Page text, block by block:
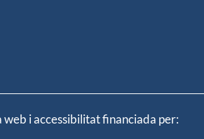
web i accessibilitat financiada per: